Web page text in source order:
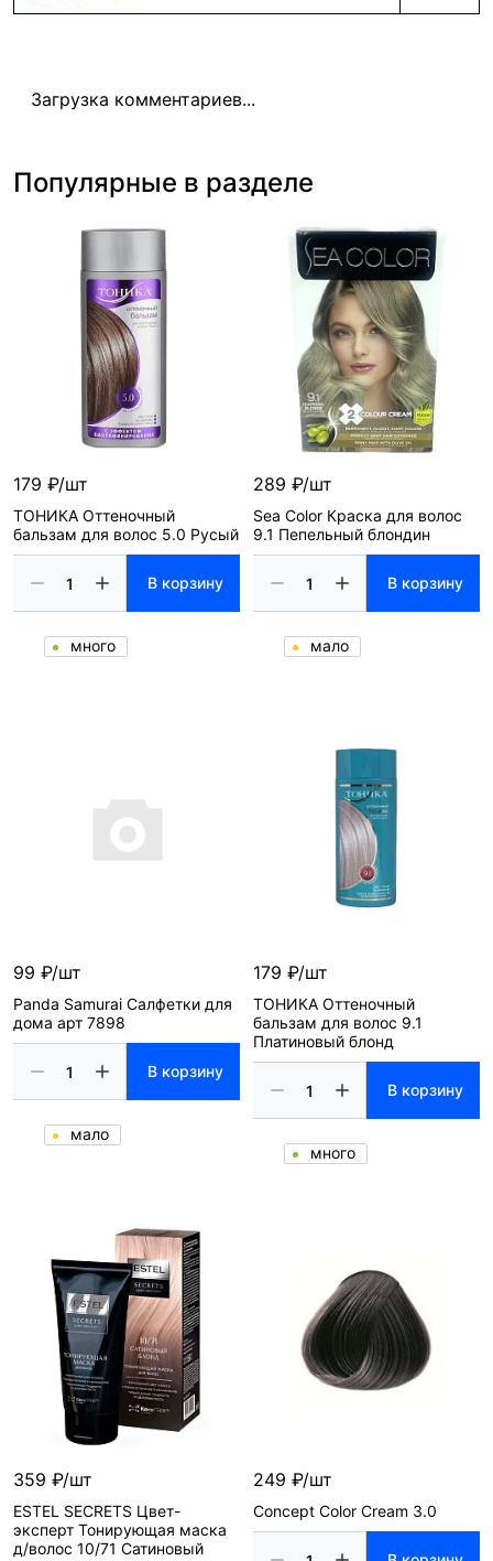
Загрузка комментариев...
Популярные в разделе
179 ₽/шт
ТОНИКА Оттеночный
бальзам для волос 5.0 Русый
В корзину
много
289 ₽/шт
Sea Color Краска для волос
9.1 Пепельный блондин
В корзину
мало
99 ₽/шт
Panda Samurai Салфетки для
дома арт 7898
В корзину
мало
179 ₽/шт
ТОНИКА Оттеночный
бальзам для волос 9.1
Платиновый блонд
В корзину
много
359 ₽/шт
ESTEL SECRETS Цвет-
эксперт Тонирующая маска
д/волос 10/71 Сатиновый
249 ₽/шт
Concept Color Cream 3.0